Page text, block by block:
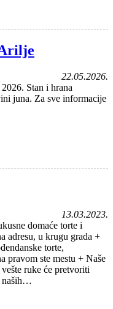
22.05.2026.
Stan i hrana
juna. Za sve informacije
13.03.2023.
domaće torte i
adresu, u krugu grada +
torte,
pravom ste mestu + Naše
ruke će pretvoriti
naših…